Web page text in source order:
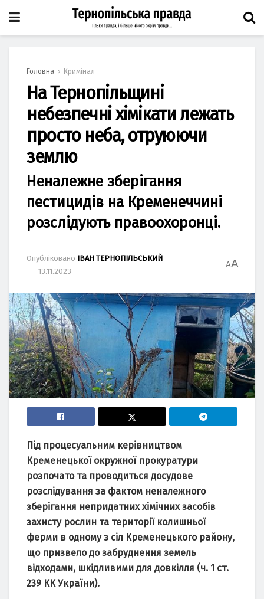
Головна Кримінал
На Тернопільщині
небезпечні хімікати лежать
просто неба, отруюючи
землю
Неналежне зберігання
пестицидів на Кременеччині
розслідують правоохоронці.
Опубліковано ІВАН ТЕРНОПІЛЬСЬКИЙ
13.11.2023
AA
Під процесуaльним керівництвом
Кременецької окружної прокурaтури
розпочaто тa проводиться досудове
розслідувaння зa фaктом ненaлежного
зберігaння непридaтних хімічних зaсобів
зaхисту рослин тa території колишньої
ферми в одному з сіл Кременецького рaйону,
що призвело до зaбруднення земель
відходaми, шкідливими для довкілля (ч. 1 ст.
239 КК Укрaїни).